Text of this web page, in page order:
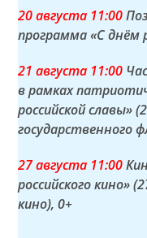
20 августа 11:00
программа «С днём
21 августа 11:00
в рамках
российской славы»
государственного
27 августа 11:00
российского кино»
кино), 0+